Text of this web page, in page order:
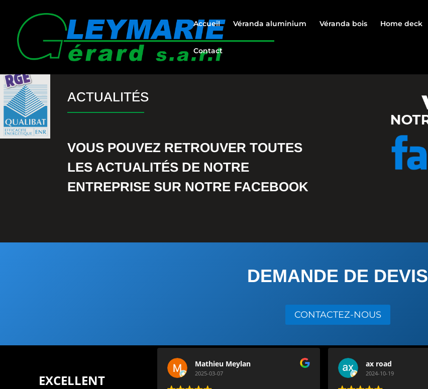
Accueil Véranda aluminium Véranda bois Home deck
Contact
ACTUALITÉS
VOUS POUVEZ RETROUVER TOUTES
LES ACTUALITÉS DE NOTRE
ENTREPRISE SUR NOTRE FACEBOOK
DEMANDE DE DEVIS
CONTACTEZ-NOUS
EXCELLENT
Mathieu Meylan
2025-03-07
ax road
2024-10-19